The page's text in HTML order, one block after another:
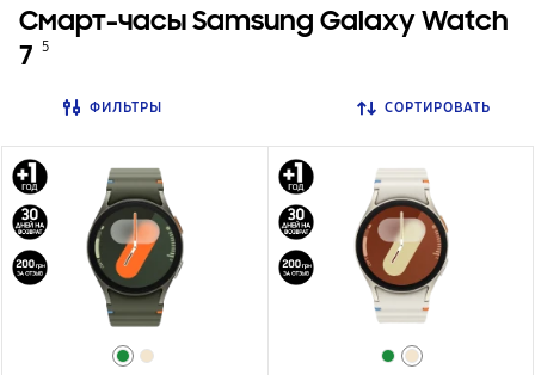
Смарт-часы Samsung Galaxy Watch
7 5
ФИЛЬТРЫ СОРТИРОВАТЬ